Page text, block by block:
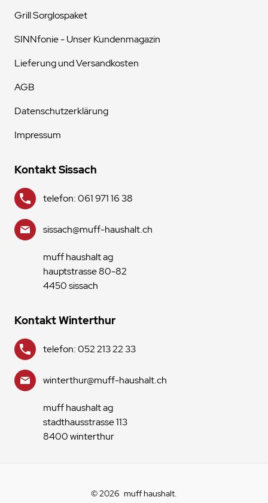
Grill Sorglospaket
SINNfonie - Unser Kundenmagazin
Lieferung und Versandkosten
AGB
Datenschutzerklärung
Impressum
Kontakt Sissach
telefon: 061 971 16 38
sissach@muff-haushalt.ch
muff haushalt ag
hauptstrasse 80-82
4450 sissach
Kontakt Winterthur
telefon: 052 213 22 33
winterthur@muff-haushalt.ch
muff haushalt ag
stadthausstrasse 113
8400 winterthur
© 2026 muff haushalt.